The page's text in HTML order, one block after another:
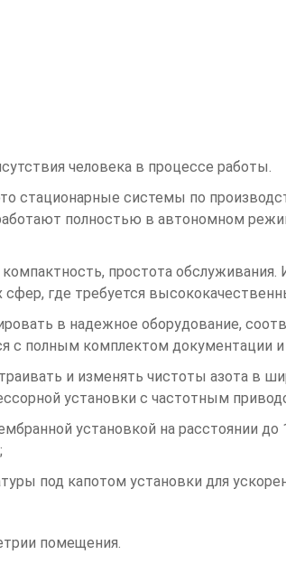
человека в процессе работы.
системы по
полностью в автономном
простота обслуживания.
где требуется
в надежное оборудование,
с полным комплектом документации
и изменять чистоты азота в
установки с частотным
установкой на расстоянии
под капотом установки для
помещения.